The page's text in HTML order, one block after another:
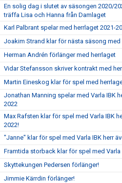
En solig dag i slutet av säsongen 2020/
träffa Lisa och Hanna från Damlaget
Karl Palbrant spelar med herrlaget 2021-
Joakim Strand klar för nästa säsong med
Herman Andrén förlänger med herrlaget
Vidar Stefansson skriver kontrakt med
Martin Eineskog klar för spel med
Jonathan Manning spelar med Varla IBK
2022
Max Rafsten klar för spel med Varla IBK
2022!
"Janne" klar för spel med Varla IBK herr
Framtida storback klar för spel med Varla
Skyttekungen Pedersen förlänger!
Jimmie Kärrdin förlänger!